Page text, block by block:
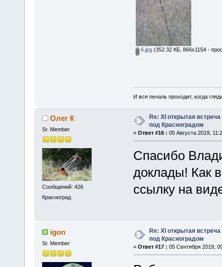
6.jpg(352.32 КБ, 866x1154 -
И вся печаль проходит, когда
Олег К
Sr. Member
Сообщений: 426
Красноград
Re: XІ открытая
под Красноградом
« Ответ #16 : 05 Августа 2019,
Спасибо
доклады! Как
ссылку на
igon
Sr. Member
Re: XІ открытая
под Красноградом
« Ответ #17 : 05 Сентября 2019,